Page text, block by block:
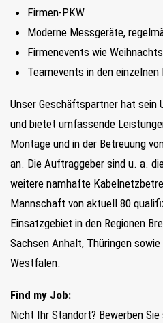
Firmen-PKW
Moderne Messgeräte,
Firmenevents wie
Teamevents in den einzelnen
Unser Geschäftspartner hat sein
und bietet umfassende
Montage und in der Betreuung
an. Die Auftraggeber sind u. a.
weitere namhafte
Mannschaft von aktuell 80
Einsatzgebiet in den Regionen
Sachsen Anhalt, Thüringen
Westfalen.
Find my Job:
Nicht Ihr Standort? Bewerben